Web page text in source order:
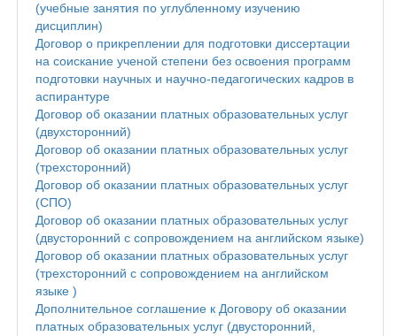
(учебные занятия по углубленному изучению
дисциплин)
Договор о прикреплении для подготовки диссертации
на соискание ученой степени без освоения программ
подготовки научных и научно-педагогических кадров в
аспирантуре
Договор об оказании платных образовательных услуг
(двухсторонний)
Договор об оказании платных образовательных услуг
(трехсторонний)
Договор об оказании платных образовательных услуг
(СПО)
Договор об оказании платных образовательных услуг
(двусторонний с сопровождением на английском языке)
Договор об оказании платных образовательных услуг
(трехсторонний с сопровождением на английском
языке )
Дополнительное соглашение к Договору об оказании
платных образовательных услуг (двусторонний,